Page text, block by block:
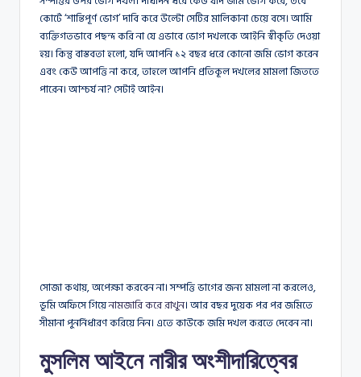
কোর্টে ‘শান্তিপূর্ণ ভোগ’ দাবি করে উল্টো সেটির মালিকানা চেয়ে বসে। আমি
ব্যক্তিগতভাবে পছন্দ করি না যে এভাবে ভোগ দখলকে আইনি স্বীকৃতি দেওয়া
হয়। কিন্তু বাস্তবতা হলো, যদি আপনি ১২ বছর ধরে কোনো জমি ভোগ করেন
এবং কেউ আপত্তি না করে, তাহলে আপনি প্রতিকূল দখলের মামলা জিততে
পারেন। আশ্চর্য না? সেটাই আইন।
সোজা কথায়, অপেক্ষা করবেন না। সম্পত্তি ভাগের জন্য মামলা না করলেও,
ভূমি অফিসে গিয়েনামজারি করে রাখুন। আর বছর দুয়েক পর পর জমিতে
সীমানা পুনর্নির্ধারণ করিয়ে নিন। এতে কাউকে জমি দখল করতে দেবেন না।
মুসলিম আইনে নারীর অংশীদারিত্বের